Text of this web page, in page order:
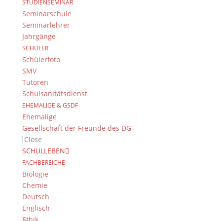
STUDIENSEMINAR
Seminarschule
Seminarlehrer
Jahrgänge
SCHÜLER
Schülerfoto
SMV
Tutoren
Schulsanitätsdienst
EHEMALIGE & GSDF
Ehemalige
Gesellschaft der Freunde des DG
Close
SCHULLEBEN
FACHBEREICHE
Biologie
Chemie
Deutsch
Englisch
Gärung